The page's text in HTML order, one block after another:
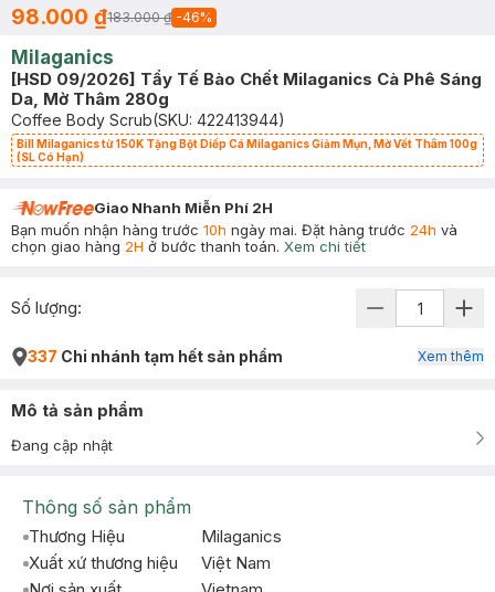
98.000 ₫183.000 ₫ -46%
Milaganics
[HSD 09/2026] Tẩy Tế Bào Chết Milaganics Cà Phê Sáng
Da, Mờ Thâm 280g
Coffee Body Scrub(SKU: 422413944)
Bill Milaganics từ 150K Tặng Bột Diếp Cá Milaganics Giảm Mụn, Mờ Vết Thâm 100g
(SL Có Hạn)
Giao Nhanh Miễn Phí 2H
Bạn muốn nhận hàng trước 10h ngày mai. Đặt hàng trước 24h và
chọn giao hàng 2H ở bước thanh toán. Xem chi tiết
Số lượng:
337 Chi nhánh tạm hết sản phẩm Xem thêm
Mô tả sản phẩm
Đang cập nhật
Thông số sản phẩm
Thương Hiệu
Milaganics
Xuất xứ thương hiệu
Việt Nam